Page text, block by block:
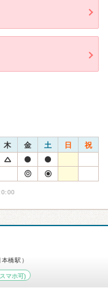
木 金 土 日 祝
橋駅）
マホ可)